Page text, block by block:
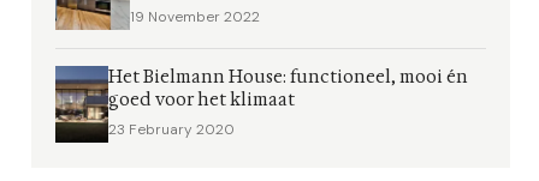
19 November 2022
Het Bielmann House: functioneel, mooi én
goed voor het klimaat
23 February 2020